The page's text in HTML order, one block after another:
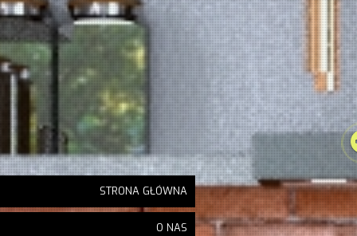
STRONA GŁÓWNA
O NAS